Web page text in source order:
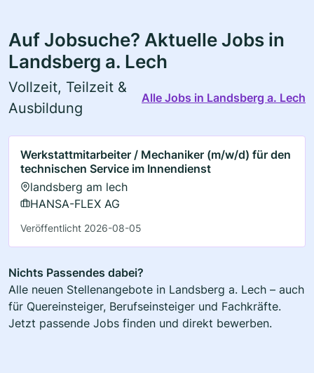
Auf Jobsuche? Aktuelle Jobs in
Landsberg a. Lech
Vollzeit, Teilzeit &
Ausbildung
Alle Jobs in Landsberg a. Lech
Werkstattmitarbeiter / Mechaniker (m/w/d) für den
technischen Service im Innendienst
landsberg am lech
HANSA-FLEX AG
Veröffentlicht 2026-08-05
Nichts Passendes dabei?
Alle neuen Stellenangebote in Landsberg a. Lech – auch
für Quereinsteiger, Berufseinsteiger und Fachkräfte.
Jetzt passende Jobs finden und direkt bewerben.